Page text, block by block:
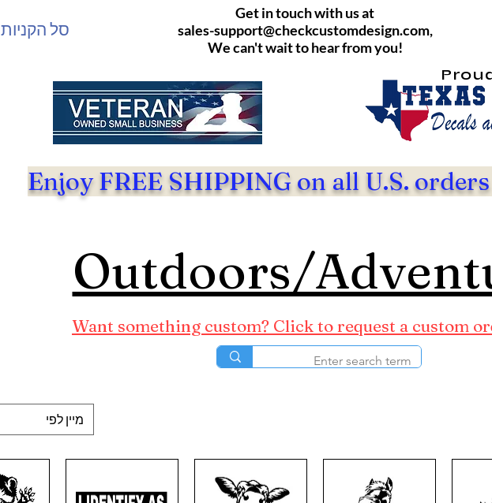
סל הקניות
Get in touch with us at
sales-support@checkcustomdesign.com,
We can't wait to hear from you!
Enjoy FREE SHIPPING on all U.S.
Outdoors/
Want something custom? Click to request a custom
מיין לפי